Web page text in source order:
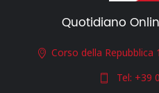
Quotidiano
Corso della Repubblica
Tel: +39